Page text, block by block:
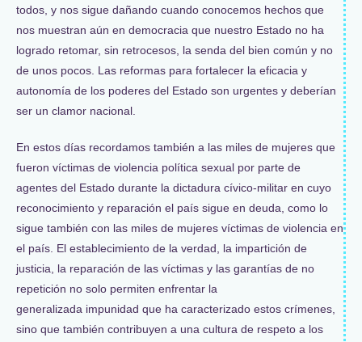
todos, y nos sigue dañando cuando conocemos hechos que
nos muestran aún en democracia que nuestro Estado no ha
logrado retomar, sin retrocesos, la senda del bien común y no
de unos pocos. Las reformas para fortalecer la eficacia y
autonomía de los poderes del Estado son urgentes y deberían
ser un clamor nacional.
En estos días recordamos también a las miles de mujeres que
fueron víctimas de violencia política sexual por parte de
agentes del Estado durante la dictadura cívico-militar en cuyo
reconocimiento y reparación el país sigue en deuda, como lo
sigue también con las miles de mujeres víctimas de violencia en
el país. El establecimiento de la verdad, la impartición de
justicia, la reparación de las víctimas y las garantías de no
repetición no solo permiten enfrentar la
generalizada impunidad que ha caracterizado estos crímenes,
sino que también contribuyen a una cultura de respeto a los